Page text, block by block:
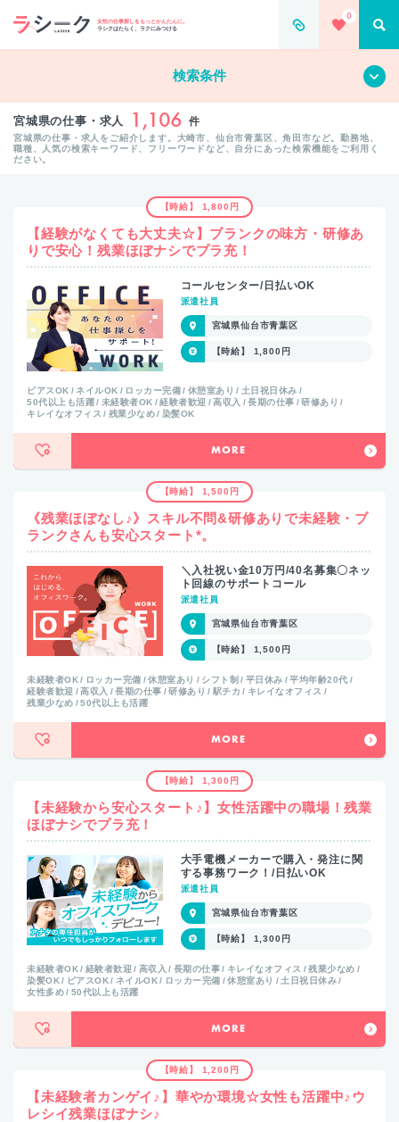
女性の仕事探しをもっとかんたんに。
ラシクはたらく、ラクにみつける
0
すべて クリア
検索条件
宮城県の仕事・求人 1,106 件
宮城県の仕事・求人をご紹介します。大崎市、仙台市青葉区、角田市など。勤務地、
職種、人気の検索キーワード、フリーワードなど、自分にあった検索機能をご利用く
ださい。
【時給】 1,800円
【経験がなくても大丈夫☆】ブランクの味方・研修あ
りで安心！残業ほぼナシでプラ充！
コールセンター/日払いOK
派遣社員
宮城県仙台市青葉区
【時給】 1,800円
ピアスOK ネイルOK ロッカー完備 休憩室あり
土日祝日休み
50代以上も活躍
未経験者OK 経験者歓迎 高収入 長期の仕事
研修あり
キレイなオフィス
残業少なめ 染髪OK
MORE
【時給】 1,500円
《残業ほぼなし♪》スキル不問&研修ありで未経験・ブ
ランクさんも安心スタート*。
＼入社祝い金10万円/40名募集〇ネッ
ト回線のサポートコール
派遣社員
宮城県仙台市青葉区
【時給】 1,500円
未経験者OK ロッカー完備 休憩室あり シフト制 平日休み
平均年齢20代
経験者歓迎
高収入 長期の仕事 研修あり 駅チカ
キレイなオフィス
残業少なめ
50代以上も活躍
MORE
【時給】 1,300円
【未経験から安心スタート♪】女性活躍中の職場！残業
ほぼナシでプラ充！
大手電機メーカーで購入・発注に関
する事務ワーク！/日払いOK
派遣社員
宮城県仙台市青葉区
【時給】 1,300円
未経験者OK 経験者歓迎 高収入 長期の仕事 キレイなオフィス
残業少なめ
染髪OK
ピアスOK ネイルOK ロッカー完備 休憩室あり
土日祝日休み
女性多め
50代以上も活躍
MORE
【時給】 1,200円
【未経験者カンゲイ♪】華やか環境☆女性も活躍中♪ウ
レシイ残業ほぼナシ♪